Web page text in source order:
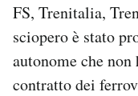
AREA
Area Personale
FS, Trenitalia,
sciopero è stato
autonome che
contratto dei